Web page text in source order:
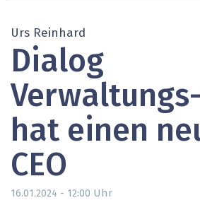
Urs Reinhard
Dialog
hat einen
CEO
16.01.2024 - 12:00 Uhr